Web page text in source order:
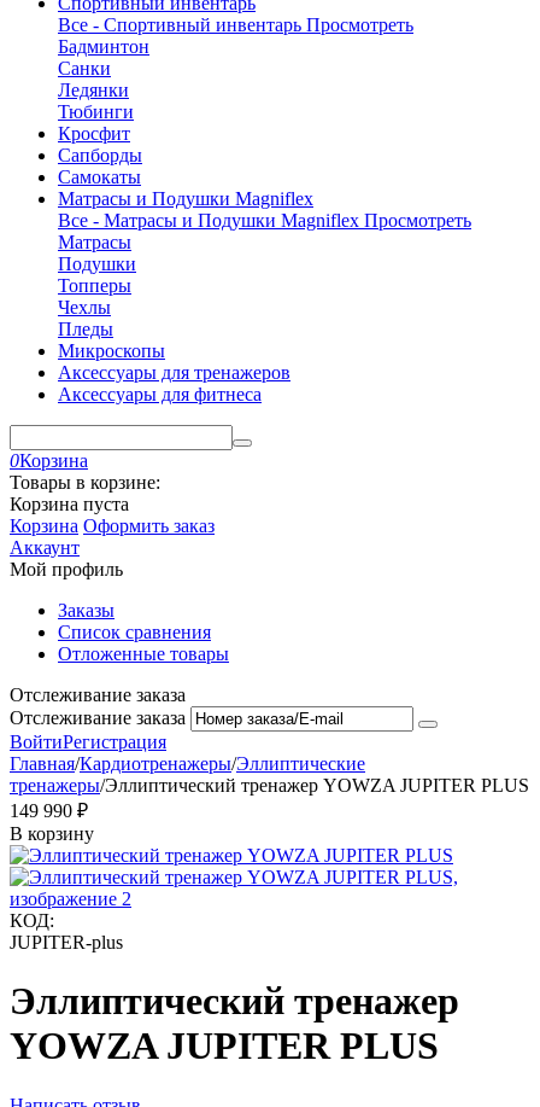
Все - Спортивный инвентарь Просмотреть
Бадминтон
Санки
Ледянки
Тюбинги
Кросфит
Сапборды
Самокаты
Матрасы и Подушки Magniflex
Все - Матрасы и Подушки Magniflex Просмотреть
Матрасы
Подушки
Топперы
Чехлы
Пледы
Микроскопы
Аксессуары для тренажеров
Аксессуары для фитнеса
0Корзина
Товары в корзине:
Корзина пуста
Корзина Оформить заказ
Аккаунт
Мой профиль
Заказы
Список сравнения
Отложенные товары
Отслеживание заказа
Отслеживание заказа
ВойтиРегистрация
Главная/Кардиотренажеры/Эллиптические
тренажеры/Эллиптический тренажер YOWZA JUPITER PLUS
149 990 ₽
В корзину
КОД:
JUPITER-plus
Эллиптический тренажер
YOWZA JUPITER PLUS